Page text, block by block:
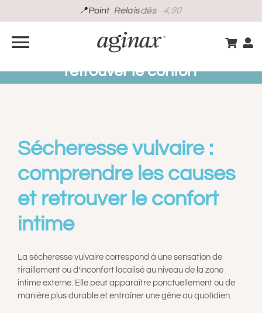
Navigation
à
VOS BESOINS
A PROPOS
Sécheresse vulvaire : causes
fréquentes et solutions pour
retrouver le confort
Sécheresse vulvaire :
comprendre les causes
et retrouver le confort
intime
La sécheresse vulvaire correspond à une sensation de
tiraillement ou d’inconfort localisé au niveau de la zone
intime externe. Elle peut apparaître ponctuellement ou de
manière plus durable et entraîner une gêne au quotidien.